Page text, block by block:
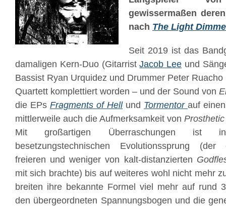
gewissermaßen
nach The Light
Seit 2019 ist das
damaligen Kern-Duo (GitarristJacob Lee und
Bassist Ryan Urquidez und Drummer Peter
Quartett komplettiert worden – und der Sound von
die EPs Fragments of Hellund Tormentor auf
mittlerweile auch die Aufmerksamkeit von
Mit großartigen Überraschungen ist
besetzungstechnischen Evolutionssprung (der
freieren und weniger von kalt-distanzierten
mit sich brachte) bis auf weiteres wohl nicht mehr
breiten ihre bekannte Formel viel mehr auf rund
den übergeordneten Spannungsbogen und die